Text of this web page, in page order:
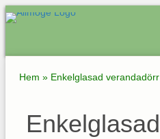
Hem » Enkelglasad verandadörr
Enkelglasad